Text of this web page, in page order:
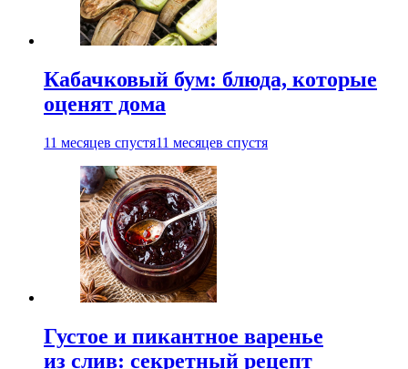
Кабачковый бум: блюда, которые
оценят дома
11 месяцев спустя11 месяцев спустя
Густое и пикантное варенье
из слив: секретный рецепт